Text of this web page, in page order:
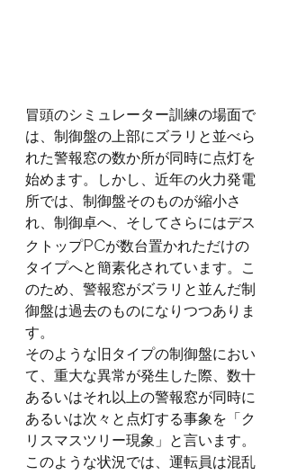
冒頭のシミュレーター訓練の場面で
は、制御盤の上部にズラリと並べら
れた警報窓の数か所が同時に点灯を
始めます。しかし、近年の火力発電
所では、制御盤そのものが縮小さ
れ、制御卓へ、そしてさらにはデス
クトップPCが数台置かれただけの
タイプへと簡素化されています。こ
のため、警報窓がズラリと並んだ制
御盤は過去のものになりつつありま
す。
そのような旧タイプの制御盤におい
て、重大な異常が発生した際、数十
あるいはそれ以上の警報窓が同時に
あるいは次々と点灯する事象を「ク
リスマスツリー現象」と言います。
このような状況では、運転員は混乱